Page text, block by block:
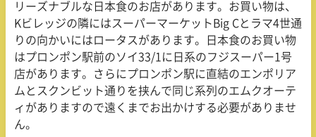
リーズナブルな日本食のお店があります。お買い物は、
Kビレッジの隣にはスーパーマーケットBig Cとラマ4世通
りの向かいにはロータスがあります。日本食のお買い物
はプロンポン駅前のソイ33/1に日系のフジスーパー1号
店があります。さらにプロンポン駅に直結のエンポリア
ムとスクンビット通りを挟んで同じ系列のエムクオーテ
ィがありますので遠くまでお出かけする必要がありませ
ん。